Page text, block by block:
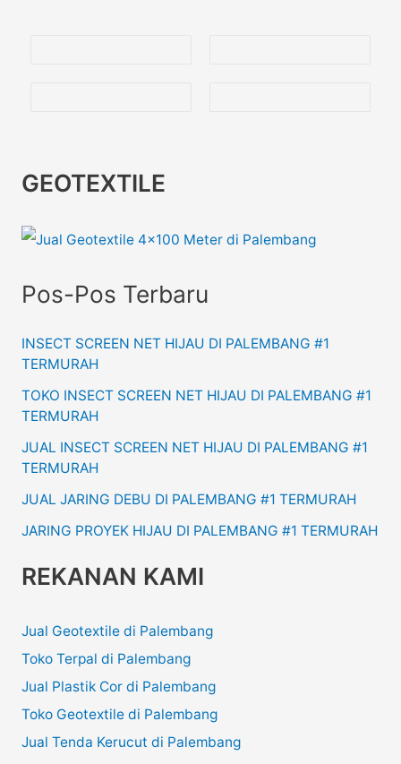
GEOTEXTILE
Pos-Pos Terbaru
INSECT SCREEN NET HIJAU DI PALEMBANG #1
TERMURAH
TOKO INSECT SCREEN NET HIJAU DI PALEMBANG #1
TERMURAH
JUAL INSECT SCREEN NET HIJAU DI PALEMBANG #1
TERMURAH
JUAL JARING DEBU DI PALEMBANG #1 TERMURAH
JARING PROYEK HIJAU DI PALEMBANG #1 TERMURAH
REKANAN KAMI
Jual Geotextile di Palembang
Toko Terpal di Palembang
Jual Plastik Cor di Palembang
Toko Geotextile di Palembang
Jual Tenda Kerucut di Palembang